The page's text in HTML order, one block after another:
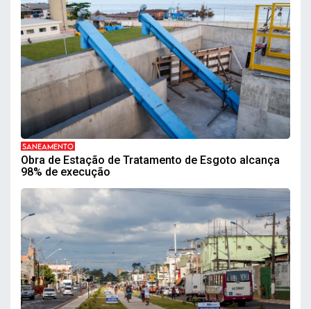
SANEAMENTO
Obra de Estação de Tratamento de Esgoto alcança
98% de execução